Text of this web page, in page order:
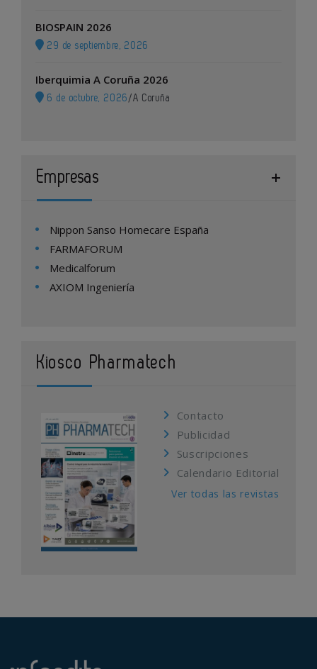
BIOSPAIN 2026
29 de septiembre, 2026
Iberquimia A Coruña 2026
6 de octubre, 2026 /A Coruña
Empresas
Nippon Sanso Homecare España
FARMAFORUM
Medicalforum
AXIOM Ingeniería
Kiosco Pharmatech
Contacto
Publicidad
Suscripciones
Calendario Editorial
Ver todas las revistas